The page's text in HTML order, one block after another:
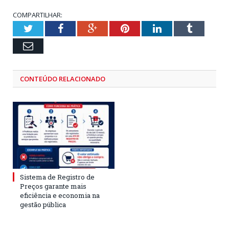
COMPARTILHAR:
TwitterFacebookGoogle+PinterestLinkedInTumblr
Email
CONTEÚDO RELACIONADO
Sistema de Registro de
Preços garante mais
eficiência e economia na
gestão pública